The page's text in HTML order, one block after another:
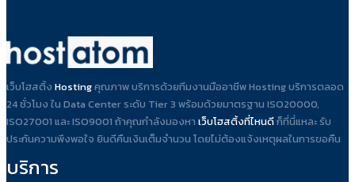
เว็บโฮสติ้ง Hostingคุณภาพ บริการด้วยทีมงานมืออาชีพ Hosting บริการตลอด
24 ชั่วโมง ใน Data Center ระดับ Tier 3 พร้อมด้วยมาตรฐาน ISO20000,
ISO27001 และ ISO9001 ถ้าคุณกำลังมองหา เว็บโฮสติ้งที่ไหนดีก็ที่นี่แหละ รับ
ประกันความพึงพอใจ ยินดีคืนเงินเต็มจำนวน โดยไม่ต้องแจ้งเหตุผลในการขอคืน
บริการ